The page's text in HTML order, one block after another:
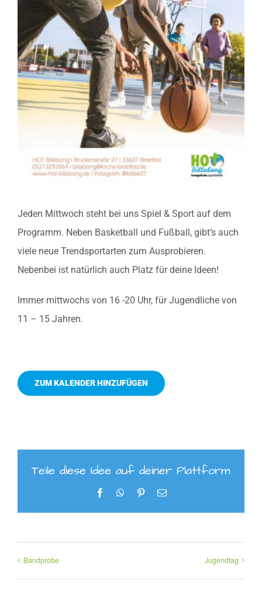
Jeden Mittwoch steht bei uns Spiel & Sport auf dem
Programm. Neben Basketball und Fußball, gibt’s auch
viele neue Trendsportarten zum Ausprobieren.
Nebenbei ist natürlich auch Platz für deine Ideen!
Immer mittwochs von 16 -20 Uhr, für Jugendliche von
11 – 15 Jahren.
ZUM KALENDER HINZUFÜGEN
Teile diese Idee auf deiner Plattform
FacebookWhatsApp
Pinterest
E-
Bandprobe Jugendtag